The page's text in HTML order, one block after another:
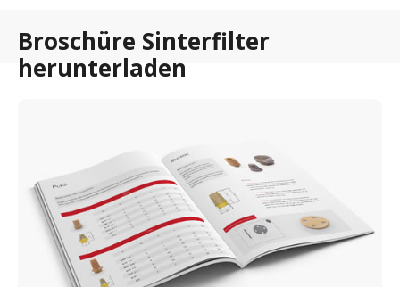
Broschüre Sinterfilter
herunterladen